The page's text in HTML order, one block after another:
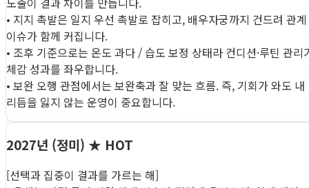
• 지지 촉발은 일지 우선 촉발로 잡히고, 배우자궁까지 건드려 관계
이슈가 함께 커집니다.
• 조후 기준으로는 온도 과다 / 습도 보정 상태라 컨디션·루틴 관리
체감 성과를 좌우합니다.
• 보완 오행 관점에서는 보완축과 잘 맞는 흐름. 즉, 기회가 와도 내
리듬을 잃지 않는 운영이 중요합니다.
2027년 (정미) ★ HOT
[선택과 집중이 결과를 가르는 해]